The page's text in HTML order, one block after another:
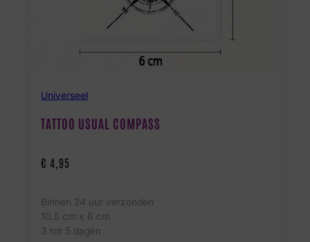
Universeel
TATTOO USUAL COMPASS
€ 4,95
Binnen 24 uur verzonden
10.5 cm x 6 cm
3 tot 5 dagen